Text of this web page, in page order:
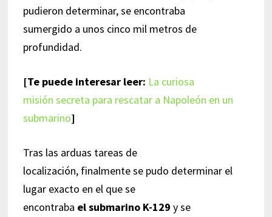
pudieron determinar, se encontraba
sumergido a unos cinco mil metros de
profundidad.
[Te puede interesar leer: La curiosa
misión secreta para rescatar a Napoleón en un
submarino]
Tras las arduas tareas de
localización, finalmente se pudo determinar el
lugar exacto en el que se
encontraba el submarino K-129 y se